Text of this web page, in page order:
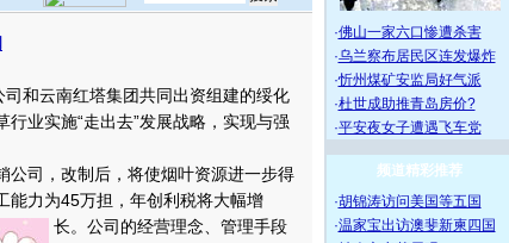
和云南红塔集团共同出资组建的绥化
业实施“走出去”发展战略，实现与强
司，改制后，将使烟叶资源进一步得
能力为45万担，年创利税将大幅增
长。 公司的经营理念、管理手段
·佛山一家六口惨遭杀害
·乌兰察布居民区连发爆炸
·忻州煤矿安监局好气派
·杜世成助推青岛房价?
·平安夜女子遭遇飞车党
频道精彩推荐
·胡锦涛访问美国等五国
·温家宝出访澳斐新柬四国